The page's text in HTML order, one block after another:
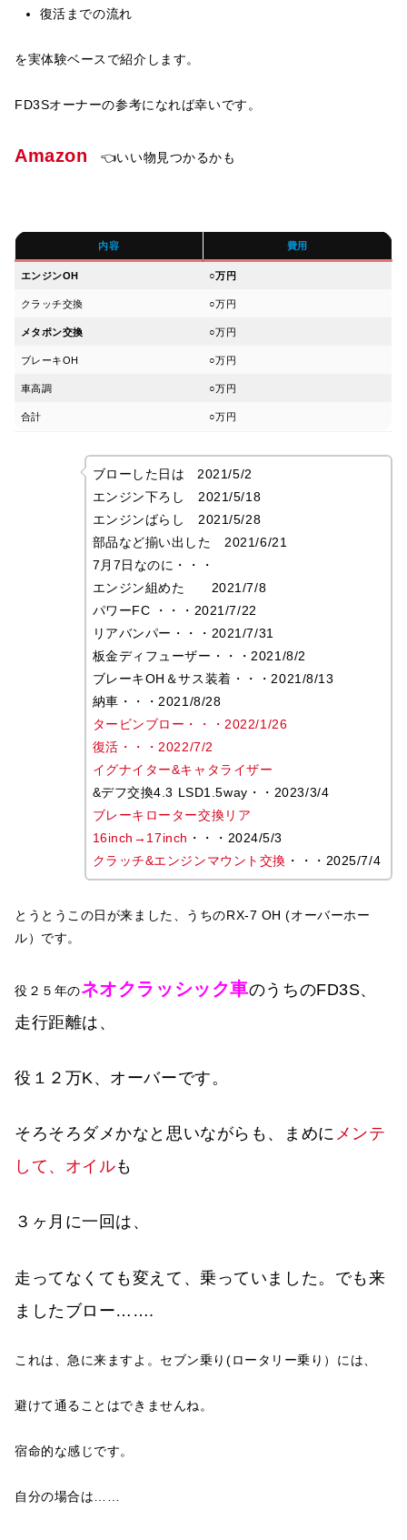
復活までの流れ
を実体験ベースで紹介します。
FD3Sオーナーの参考になれば幸いです。
Amazon 👈いい物見つかるかも
内容 費用
エンジンOH ○万円
クラッチ交換 ○万円
メタポン交換 ○万円
ブレーキOH ○万円
車高調 ○万円
合計 ○万円
ブローした日は 2021/5/2
エンジン下ろし 2021/5/18
エンジンばらし 2021/5/28
部品など揃い出した 2021/6/21
7月7日なのに・・・
エンジン組めた 2021/7/8
パワーFC ・・・2021/7/22
リアバンパー・・・2021/7/31
板金ディフューザー・・・2021/8/2
ブレーキOH＆サス装着・・・2021/8/13
納車・・・2021/8/28
タービンブロー・・・2022/1/26
復活・・・2022/7/2
イグナイター&キャタライザー
&デフ交換4.3 LSD1.5way・・2023/3/4
ブレーキローター交換リア
16inch→17inch ・・・2024/5/3
クラッチ&エンジンマウント交換 ・・・2025/7/4
とうとうこの日が来ました、うちのRX-7 OH (オーバーホー
ル）です。
役２５年のネオクラッシック車のうちのFD3S、
走行距離は、
役１２万K、 オーバーです。
そろそろダメかなと思いながらも、まめに メンテ
して、オイルも
３ヶ月に一回は、
走ってなくても変えて、乗っていました。でも来
ましたブロー…….
これは、急に来ますよ。セブン乗り(ロータリー乗り）には、
避けて通ることはできませんね。
宿命的な感じです。
自分の場合は……